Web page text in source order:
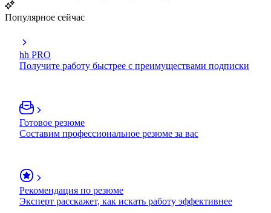
Популярное сейчас
hh PRO
Получите работу быстрее с преимуществами подписки
Готовое резюме
Составим профессиональное резюме за вас
Рекомендация по резюме
Эксперт расскажет, как искать работу эффективнее